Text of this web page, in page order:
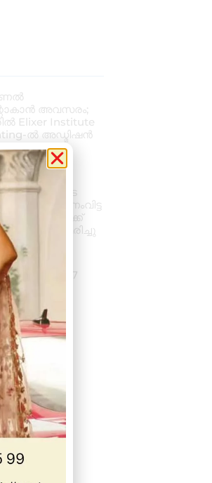
അവസരം;
Elixer Institute
ൽ അഡ്മിഷൻ
3:37 pm
നിയന്ത്രണംവിട്ട
ഡ്രൈവർ മരിച്ചു
7:39 pm
1.77
11:34 am
Next »